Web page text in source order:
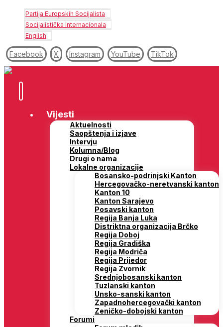
Partija Europskih Socijalista
Socijalistička Internacionala
English
Facebook X Instagram YouTube TikTok
Vijesti
Aktuelnosti
Saopštenja i izjave
Intervju
Kolumna/Blog
Drugi o nama
Lokalne organizacije
Bosansko-podrinjski Kanton
Hercegovačko-neretvanski kanton
Kanton 10
Kanton Sarajevo
Posavski kanton
Regija Banja Luka
Distriktna organizacija Brčko
Regija Doboj
Regija Gradiška
Regija Modriča
Regija Prijedor
Regija Zvornik
Srednjobosanski kanton
Tuzlanski kanton
Unsko-sanski kanton
Zapadnohercegovački kanton
Zeničko-dobojski kanton
Forumi